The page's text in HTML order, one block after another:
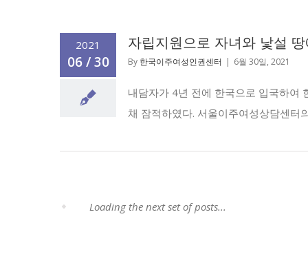
2021
06 / 30
자립지원으로 자녀와 낯설
By 한국이주여성인권센터 | 6월 30일, 2021
내담자가 4년 전에 한국으로 입국하여
채 잠적하였다. 서울이주여성상담센터
Loading the next set of posts...